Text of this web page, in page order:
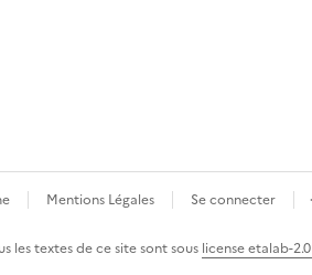
Mentions Légales Se connecter
les textes de ce site sont sous license etalab-2.0